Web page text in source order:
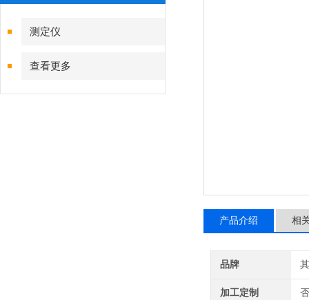
测定仪
查看更多
产品介绍 相
品牌
加工定制 否